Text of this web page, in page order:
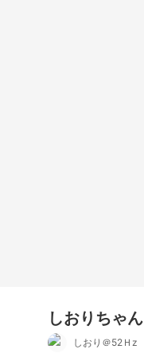
しおりちゃん
しおり＠52Ｈz